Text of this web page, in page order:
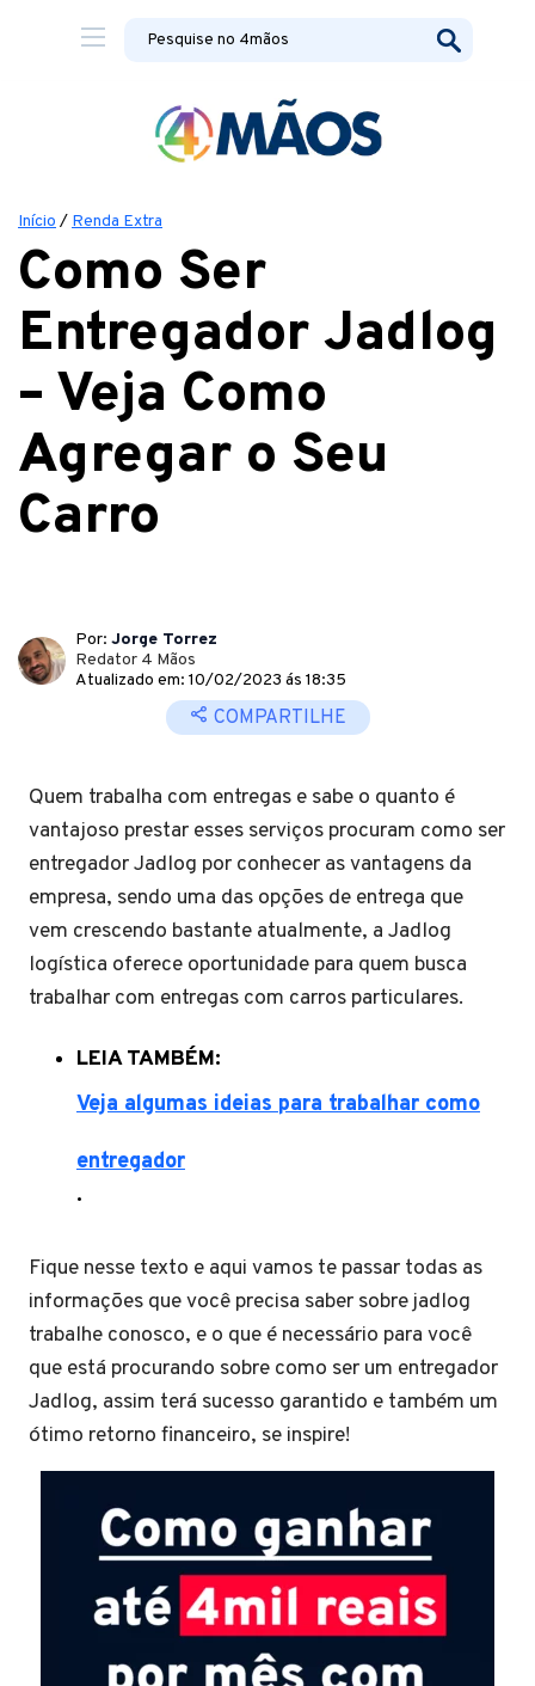
Início / Renda Extra
Como Ser
Entregador Jadlog
– Veja Como
Agregar o Seu
Carro
Por: Jorge Torrez
Redator 4 Mãos
Atualizado em: 10/02/2023 ás 18:35
COMPARTILHE
Quem trabalha com entregas e sabe o quanto é
vantajoso prestar esses serviços procuram como ser
entregador Jadlog por conhecer as vantagens da
empresa, sendo uma das opções de entrega que
vem crescendo bastante atualmente, a Jadlog
logística oferece oportunidade para quem busca
trabalhar com entregas com carros particulares.
LEIA TAMBÉM:
Veja algumas ideias para trabalhar como
entregador
.
Fique nesse texto e aqui vamos te passar todas as
informações que você precisa saber sobre jadlog
trabalhe conosco, e o que é necessário para você
que está procurando sobre como ser um entregador
Jadlog, assim terá sucesso garantido e também um
ótimo retorno financeiro, se inspire!